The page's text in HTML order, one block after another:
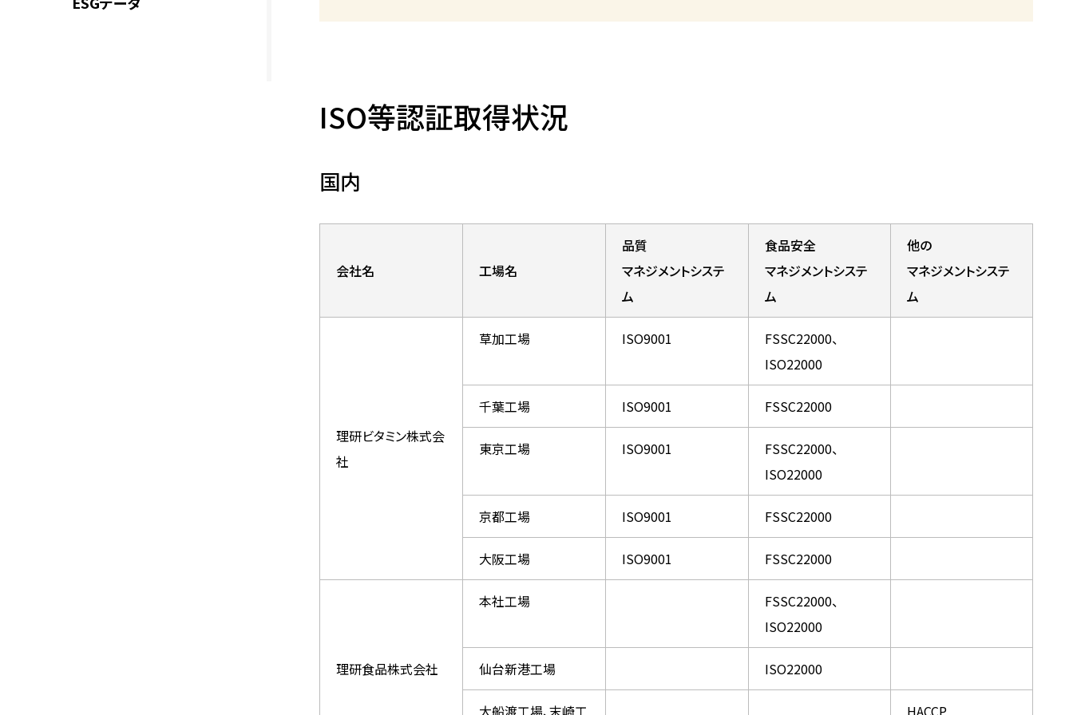
ISO等認証取得状況
国内
会社名 工場名
品質
マネジメントシステ
ム
食品安全
マネジメントシステ
ム
他の
マネジメントシステ
ム
理研ビタミン株式会
社
草加工場 ISO9001
FSSC22000、
ISO22000
千葉工場 ISO9001 FSSC22000
東京工場 ISO9001
FSSC22000、
ISO22000
京都工場 ISO9001 FSSC22000
大阪工場 ISO9001 FSSC22000
理研食品株式会社
本社工場
FSSC22000、
ISO22000
仙台新港工場 ISO22000
大船渡工場、末崎工 HACCP